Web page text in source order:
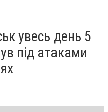
увесь день 5
під атаками